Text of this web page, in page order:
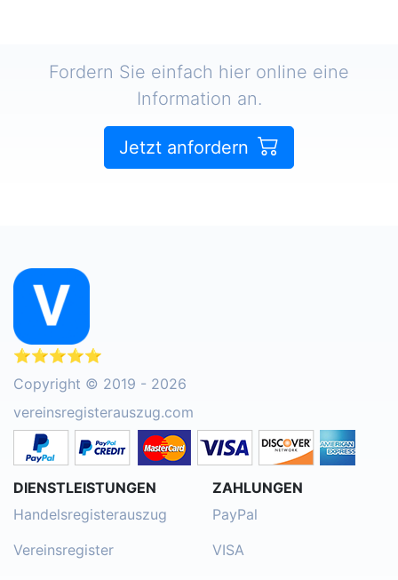
Fordern Sie einfach hier online eine
Information an.
Jetzt anfordern
⭐⭐⭐⭐⭐
Copyright © 2019 - 2026
vereinsregisterauszug.com
DIENSTLEISTUNGEN
Handelsregisterauszug
Vereinsregister
ZAHLUNGEN
PayPal
VISA